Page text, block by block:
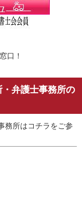
口！
弁護士事務所の
務所はコチラをご参